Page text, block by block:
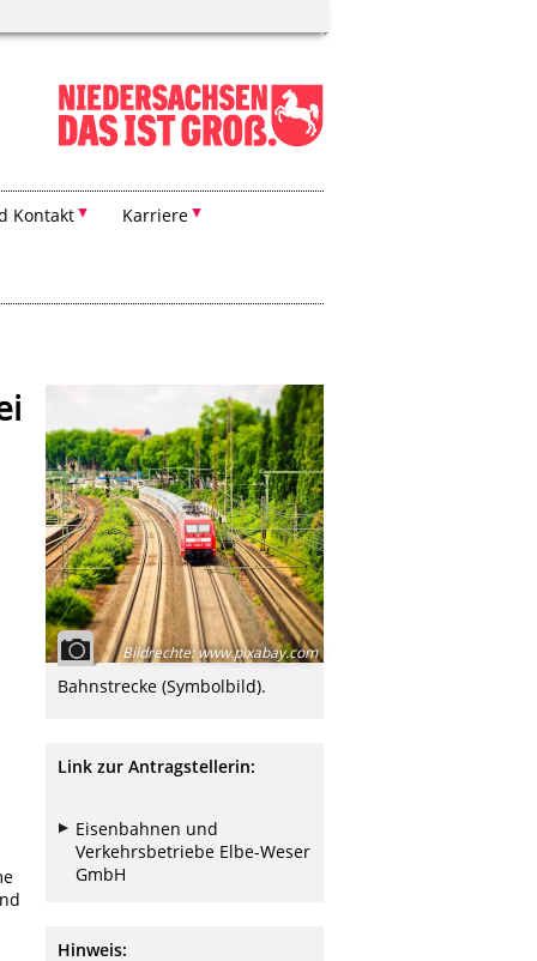
Kontakt Karriere
Bildrechte:www.pixabay.com
Bahnstrecke (Symbolbild).
Link zur Antragstellerin:
Eisenbahnen und
Verkehrsbetriebe Elbe-Weser
GmbH
Hinweis: